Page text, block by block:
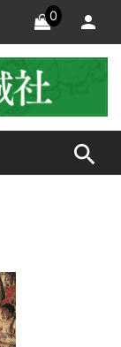
0
search